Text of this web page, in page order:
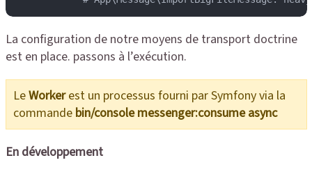
La configuration de notre moyens de transport doctrine
est en place. passons à l’exécution.
LeWorkerest un processus fourni par Symfony via la
commande bin/console messenger:consume async
En développement